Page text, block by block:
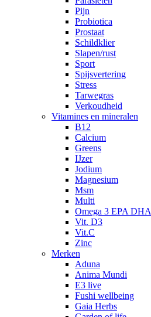
Pijn
Probiotica
Prostaat
Schildklier
Slapen/rust
Sport
Spijsvertering
Stress
Tarwegras
Verkoudheid
Vitamines en mineralen
B12
Calcium
Greens
IJzer
Jodium
Magnesium
Msm
Multi
Omega 3 EPA DHA
Vit. D3
Vit.C
Zinc
Merken
Aduna
Anima Mundi
E3 live
Fushi wellbeing
Gaia Herbs